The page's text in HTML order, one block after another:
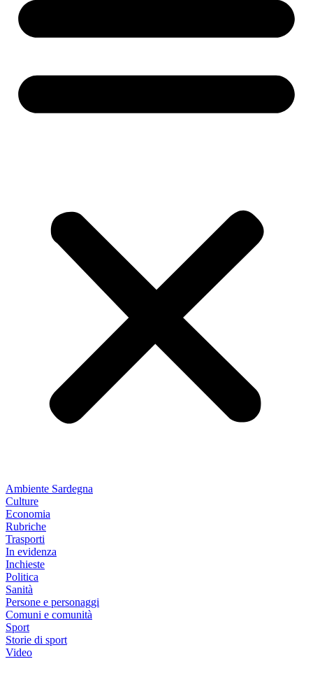
Ambiente Sardegna
Culture
Economia
Rubriche
Trasporti
In evidenza
Inchieste
Politica
Sanità
Persone e personaggi
Comuni e comunità
Sport
Storie di sport
Video